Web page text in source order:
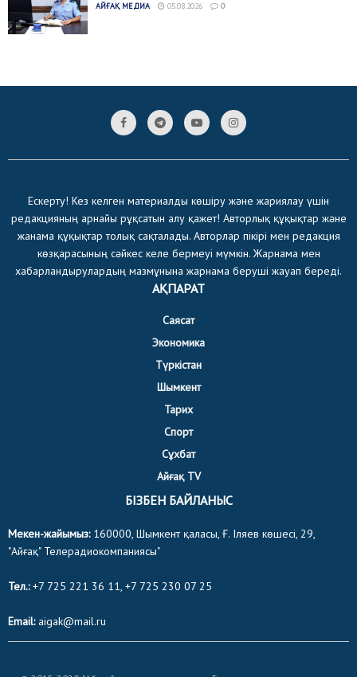
АЙҒАҚ МЕДИА 05.08.2026 0
Ескерту! Кез келген материалды көшіру және жариялау үшін
редакцияның арнайы рұқсатын алу қажет! Авторлық құқықтар және
жанама құқықтар толық сақталады. Авторлар пікірі мен редакция
көзқарасының сәйкес келе бермеуі мүмкін. Жарнама мен
хабарландырулардың мазмұнына жарнама беруші жауап береді.
АҚПАРАТ
Саясат
Экономика
Түркістан
Шымкент
Тарих
Спорт
Сұхбат
Айғақ TV
БІЗБЕН БАЙЛАНЫС
Мекен-жайымыз:160000, Шымкент қаласы, Ғ. Іляев көшесі, 29,
"Айғақ" Телерадиокомпаниясы"
Тел.:+7 725 221 36 11, +7 725 230 07 25
Email:aigak@mail.ru